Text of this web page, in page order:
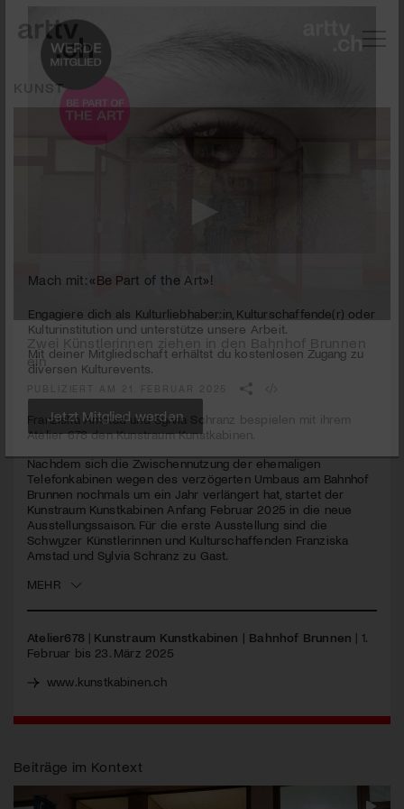
KUNST
seconds
minutes,
seconds
Zwei Künstlerinnen ziehen in den Bahnhof Brunnen
ein
PUBLIZIERT AM 21. FEBRUAR 2025
Franziska Amstad und Sylvia Schranz bespielen mit ihrem
Atelier 678 den Kunstraum Kunstkabinen.
Nachdem sich die Zwischennutzung der ehemaligen
Telefonkabinen wegen des verzögerten Umbaus am Bahnhof
Brunnen nochmals um ein Jahr verlängert hat, startet der
Kunstraum Kunstkabinen Anfang Februar 2025 in die neue
Ausstellungssaison. Für die erste Ausstellung sind die
Schwyzer Künstlerinnen und Kulturschaffenden Franziska
Amstad und Sylvia Schranz zu Gast.
MEHR
Atelier678 | Kunstraum Kunstkabinen | Bahnhof Brunnen | 1.
Februar bis 23. März 2025
www.kunstkabinen.ch
Beiträge im Kontext
Mach mit: «Be Part of the Art»!
Engagiere dich als Kulturliebhaber:in, Kulturschaffende(r) oder
Kulturinstitution und unterstütze unsere Arbeit.
Mit deiner Mitgliedschaft erhältst du kostenlosen Zugang zu
diversen Kulturevents.
Jetzt Mitglied werden